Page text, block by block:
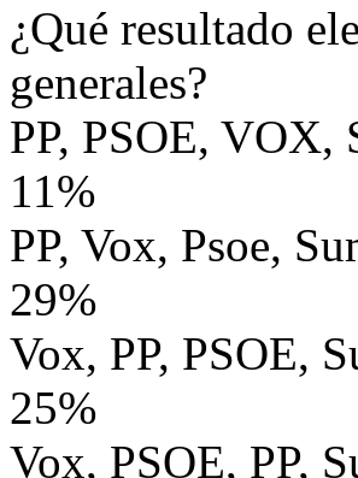
¿Qué resultado
generales?
PP, PSOE, VOX,
11%
PP, Vox, Psoe,
29%
Vox, PP, PSOE,
25%
Vox, PSOE, PP,